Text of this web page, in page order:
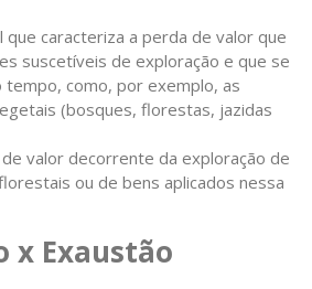
que caracteriza a perda de valor que
suscetíveis de exploração e que se
como, por exemplo, as
(bosques, florestas, jazidas
valor decorrente da exploração de
ou de bens aplicados nessa
x Exaustão